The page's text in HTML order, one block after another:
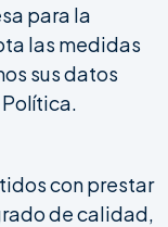
para la
las medidas
sus datos
con prestar
de calidad,